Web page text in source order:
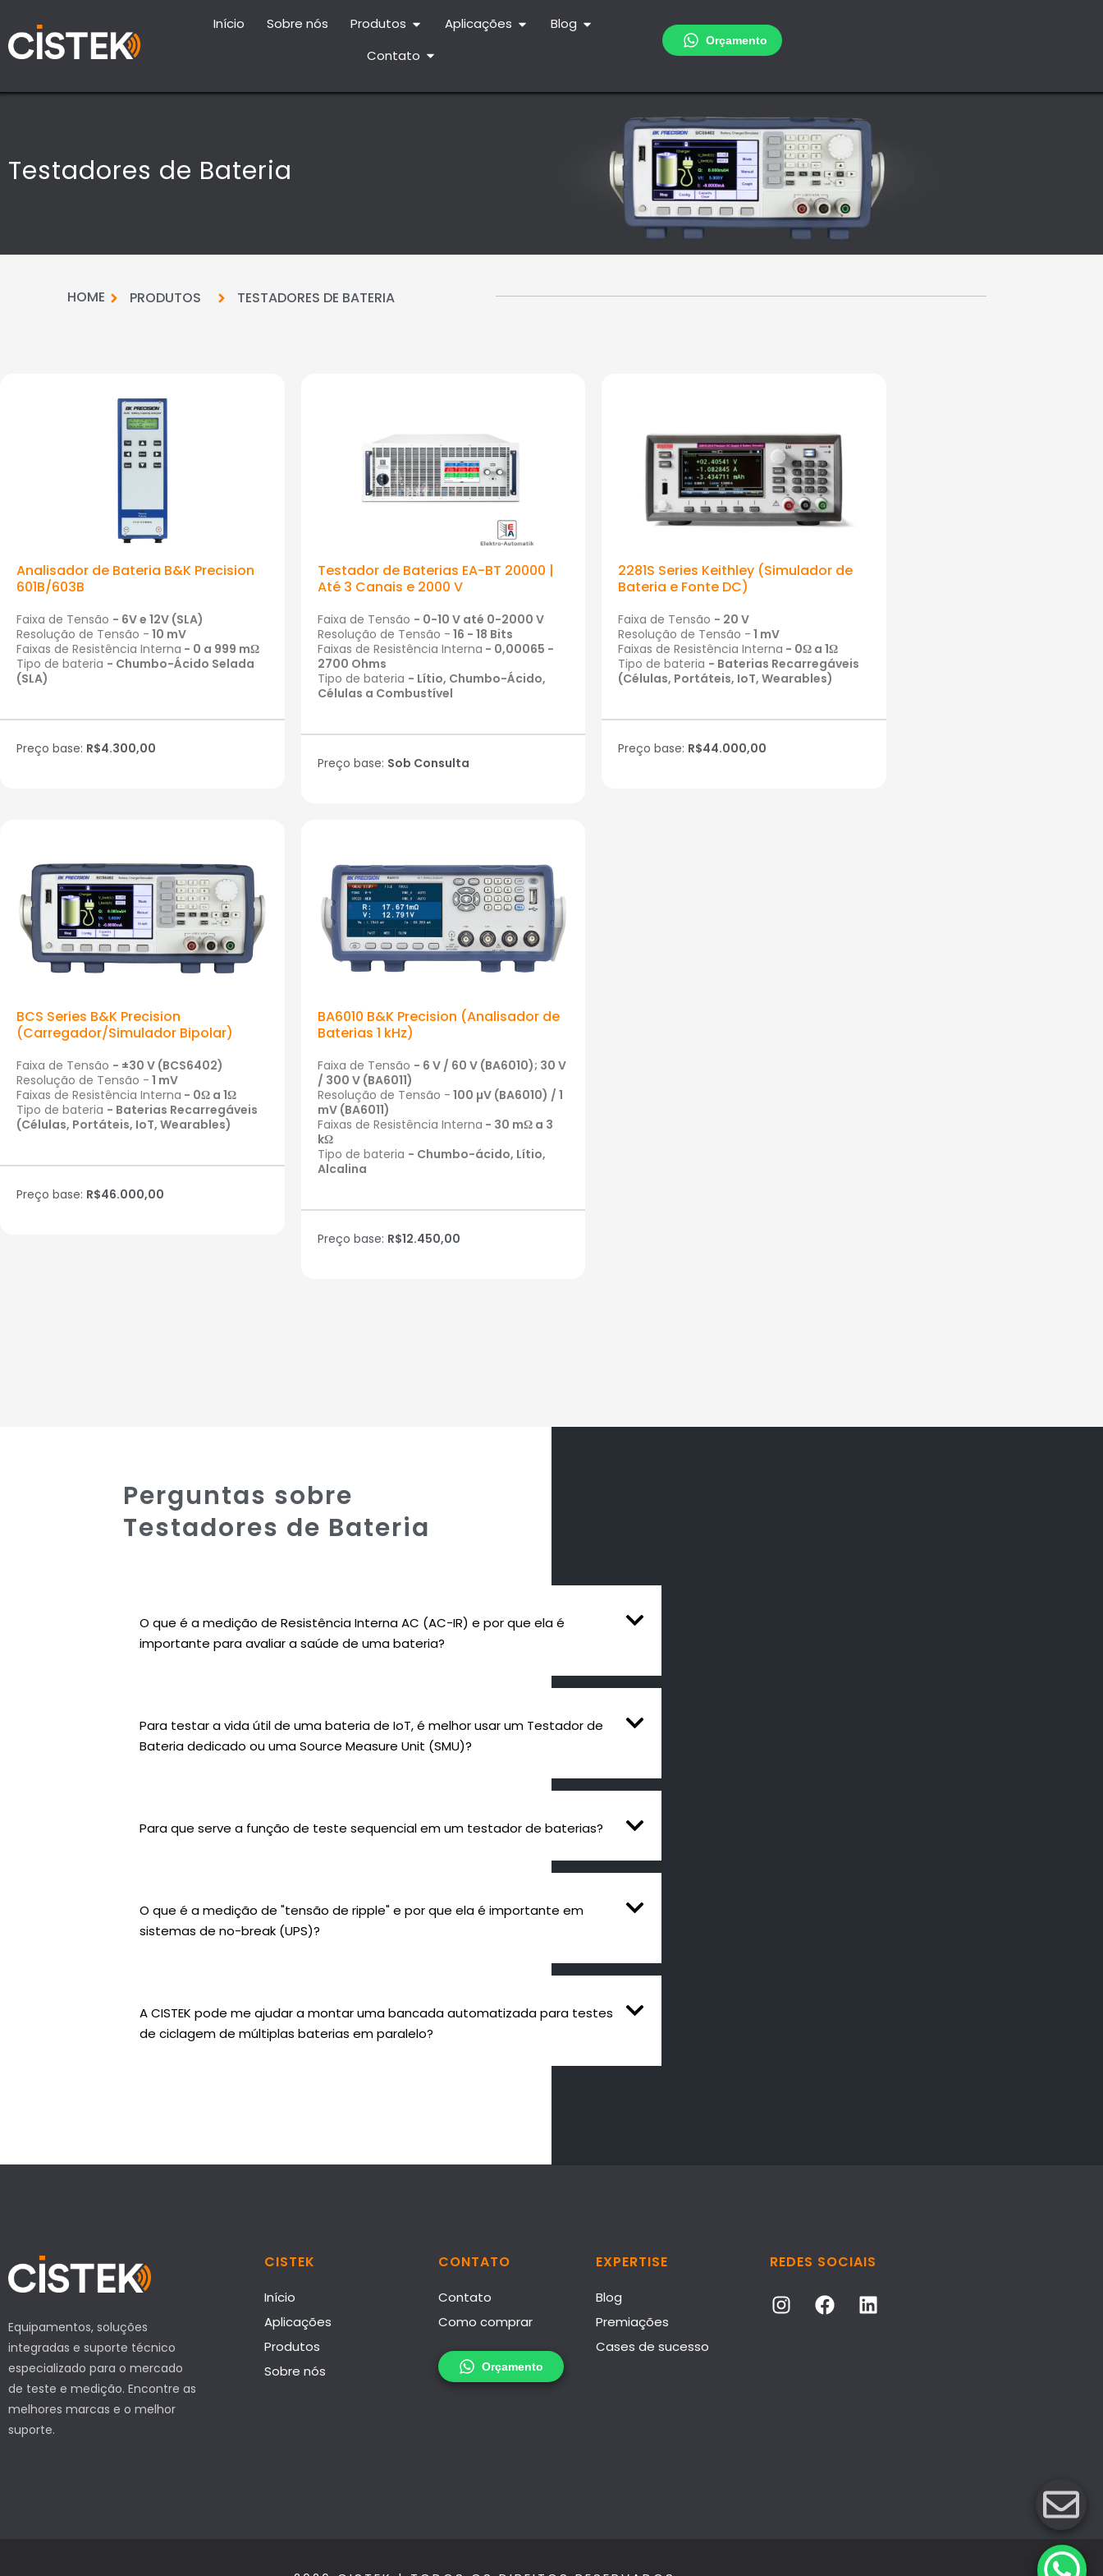
Início Sobre nós Produtos Aplicações
Blog
Contato
Testadores de Bateria
HOME PRODUTOS TESTADORES DE BATERIA
Analisador de Bateria B&K Precision
601B/603B
Faixa de Tensão - 6V e 12V (SLA)
Resolução de Tensão - 10 mV
Faixas de Resistência Interna - 0 a 999 mΩ
Tipo de bateria - Chumbo-Ácido Selada
(SLA)
Preço base: R$4.300,00
Testador de Baterias EA-BT 20000 |
Até 3 Canais e 2000 V
Faixa de Tensão - 0-10 Vaté 0-2000 V
Resolução de Tensão - 16 - 18 Bits
Faixas de Resistência Interna - 0,00065 -
2700 Ohms
Tipo de bateria - Lítio, Chumbo-Ácido,
Células a Combustível
Preço base: Sob Consulta
2281S Series Keithley (Simulador de
Bateria e Fonte DC)
Faixa de Tensão - 20 V
Resolução de Tensão - 1 mV
Faixas de Resistência Interna - 0Ω a1Ω
Tipo de bateria - Baterias Recarregáveis
(Células, Portáteis, IoT, Wearables)
Preço base: R$44.000,00
BCS Series B&K Precision
(Carregador/Simulador Bipolar)
Faixa de Tensão - ±30 V (BCS6402)
Resolução de Tensão - 1 mV
Faixas de Resistência Interna - 0Ω a 1Ω
Tipo de bateria - Baterias Recarregáveis
(Células, Portáteis, IoT, Wearables)
Preço base: R$46.000,00
BA6010 B&K Precision (Analisador de
Baterias 1 kHz)
Faixa de Tensão - 6 V / 60 V (BA6010); 30 V
/ 300 V (BA6011)
Resolução de Tensão - 100 µV (BA6010) / 1
mV (BA6011)
Faixas de Resistência Interna - 30 mΩ a 3
kΩ
Tipo de bateria - Chumbo-ácido, Lítio,
Alcalina
Preço base: R$12.450,00
Perguntas sobre
Testadores de Bateria
O que é a medição de Resistência Interna AC (AC-IR) e por que ela é
importante para avaliar a saúde de uma bateria?
Para testar a vida útil de uma bateria de IoT, é melhor usar um Testador de
Bateria dedicado ou uma Source Measure Unit (SMU)?
Para que serve a função de teste sequencial em um testador de baterias?
O que é a medição de "tensão de ripple" e por que ela é importante em
sistemas de no-break (UPS)?
A CISTEK pode me ajudar a montar uma bancada automatizada para testes
de ciclagem de múltiplas baterias em paralelo?
Equipamentos, soluções
integradas e suporte técnico
especializado para o mercado
de teste e medição. Encontre as
melhores marcas e o melhor
suporte.
CISTEK
Início
Aplicações
Produtos
Sobre nós
CONTATO
Contato
Como comprar
EXPERTISE
Blog
Premiações
Cases de sucesso
REDES SOCIAIS